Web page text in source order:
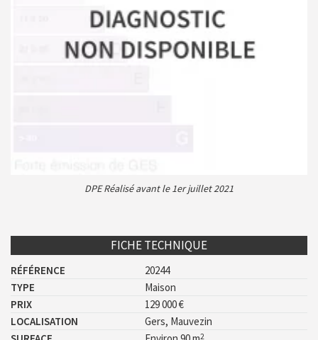
DPE Réalisé avant le 1er juillet 2021
FICHE TECHNIQUE
RÉFÉRENCE
20244
TYPE
Maison
PRIX
129 000 €
LOCALISATION
Gers, Mauvezin
2